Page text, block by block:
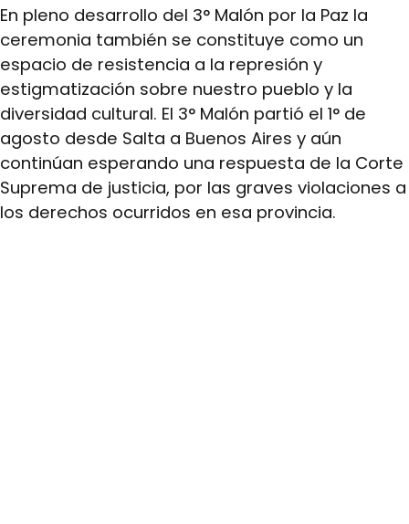
En pleno desarrollo del 3° Malón por la Paz la
ceremonia también se constituye como un
espacio de resistencia a la represión y
estigmatización sobre nuestro pueblo y la
diversidad cultural. El 3° Malón partió el 1° de
agosto desde Salta a Buenos Aires y aún
continúan esperando una respuesta de la Corte
Suprema de justicia, por las graves violaciones a
los derechos ocurridos en esa provincia.